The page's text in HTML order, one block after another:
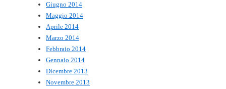
Giugno 2014
Maggio 2014
Aprile 2014
Marzo 2014
Febbraio 2014
Gennaio 2014
Dicembre 2013
Novembre 2013